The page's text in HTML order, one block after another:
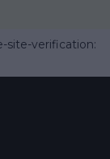
site-verification: